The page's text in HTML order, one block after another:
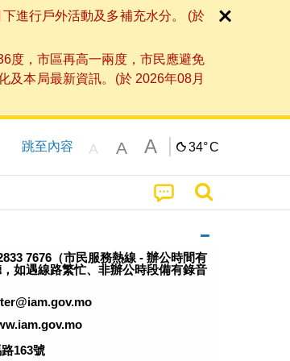
進行戶外活動及多補充水分。 (於
度，市區再高一兩度，市民應避免
及本局最新資訊。(於 2026年08月
跳至內容 A A A 34°C
7676（市民服務熱線 - 辦公時間有
如遇線路繁忙、非辦公時段備有錄音
163號